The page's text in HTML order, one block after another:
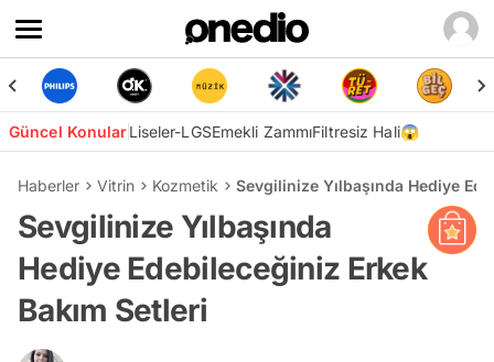
Güncel KonularLiseler-LGSEmekli ZammıFiltresiz Hali😱
Haberler Vitrin Kozmetik Sevgilinize Yılbaşında Hediye
Sevgilinize Yılbaşında
Hediye Edebileceğiniz Erkek
Bakım Setleri